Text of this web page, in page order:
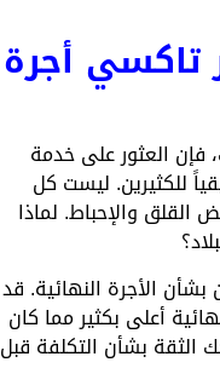
تاكسي أجرة
فإن العثور على خدمة
للكثيرين. ليست كل
والإحباط. لماذا
الأجرة النهائية. قد
أعلى بكثير مما كان
الثقة بشأن التكلفة قبل